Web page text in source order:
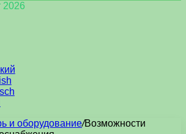
2026
и оборудование/Возможности